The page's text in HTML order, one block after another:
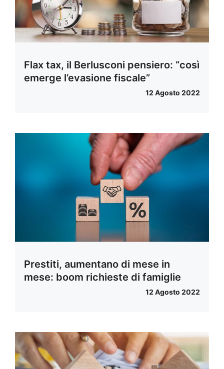
Flax tax, il Berlusconi pensiero: “così
emerge l’evasione fiscale”
12 Agosto 2022
Prestiti, aumentano di mese in
mese: boom richieste di famiglie
12 Agosto 2022